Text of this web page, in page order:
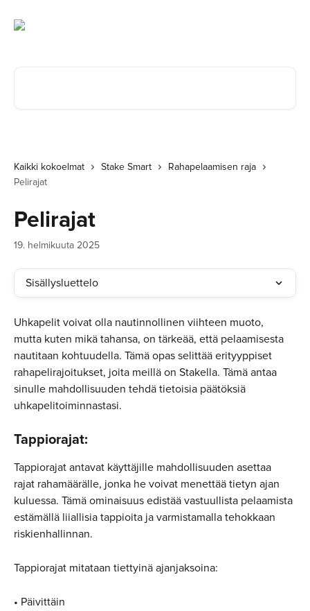
Kaikki kokoelmat Stake Smart
Rahapelaamisen raja
Pelirajat
Pelirajat
19. helmikuuta 2025
Sisällysluettelo
Uhkapelit voivat olla nautinnollinen viihteen muoto,
mutta kuten mikä tahansa, on tärkeää, että pelaamisesta
nautitaan kohtuudella. Tämä opas selittää erityyppiset
rahapelirajoitukset, joita meillä on Stakella. Tämä antaa
sinulle mahdollisuuden tehdä tietoisia päätöksiä
uhkapelitoiminnastasi.
Tappiorajat:
Tappiorajat antavat käyttäjille mahdollisuuden asettaa
rajat rahamäärälle, jonka he voivat menettää tietyn ajan
kuluessa. Tämä ominaisuus edistää vastuullista pelaamista
estämällä liiallisia tappioita ja varmistamalla tehokkaan
riskienhallinnan.
Tappiorajat mitataan tiettyinä ajanjaksoina:
• Päivittäin